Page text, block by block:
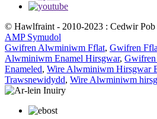
© Hawlfraint - 2010-2023 : Cedwir
AMP Symudol
Gwifren Alwminiwm Fflat, Gwifren
Alwminiwm Enamel Hirsgwar,
Enameled, Wire Alwminiwm Hirsgwar
Trawsnewidydd, Wire Alwminiwm